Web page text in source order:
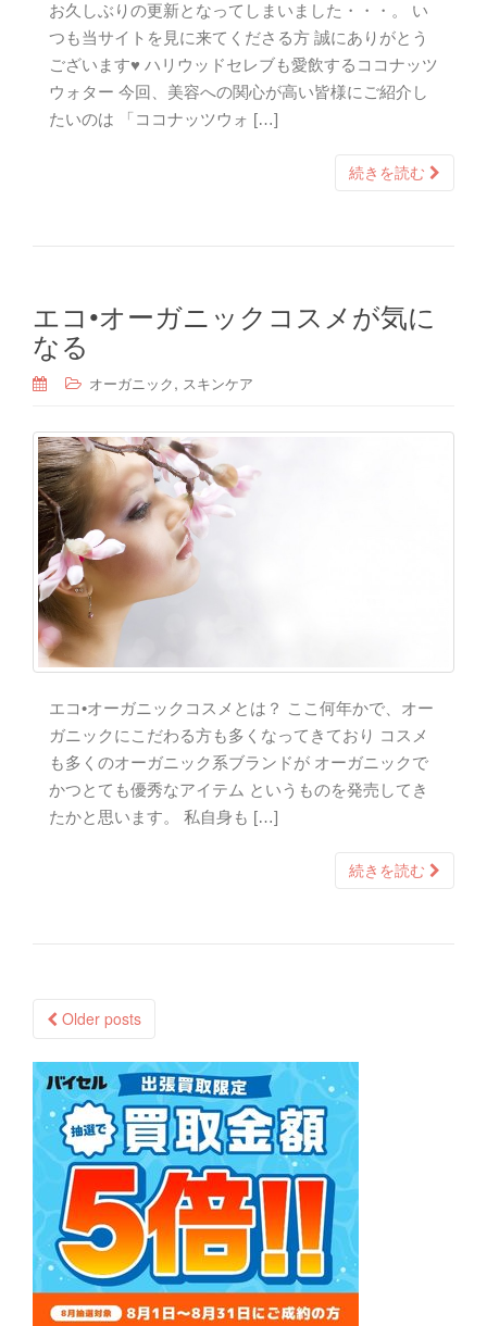
お久しぶりの更新となってしまいました・・・。 い
つも当サイトを見に来てくださる方 誠にありがとう
ございます♥ ハリウッドセレブも愛飲するココナッツ
ウォター 今回、美容への関心が高い皆様にご紹介し
たいのは 「ココナッツウォ […]
続きを読む
エコ•オーガニックコスメが気に
なる
オーガニック, スキンケア
エコ•オーガニックコスメとは？ ここ何年かで、オー
ガニックにこだわる方も多くなってきており コスメ
も多くのオーガニック系ブランドが オーガニックで
かつとても優秀なアイテム というものを発売してき
たかと思います。 私自身も […]
続きを読む
Posts navigation
Older posts